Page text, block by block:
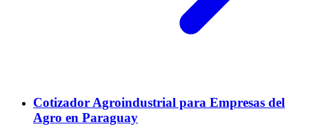
Cotizador Agroindustrial para Empresas del
Agro en Paraguay